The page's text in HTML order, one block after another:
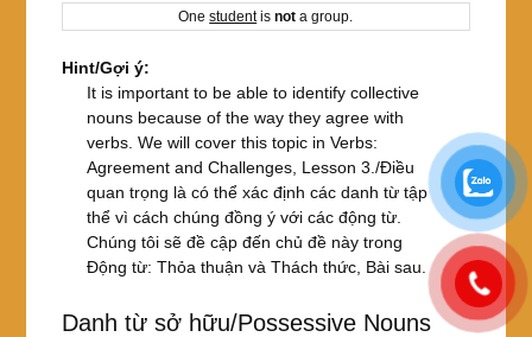
Onestudentisnot a group.
Hint/Gợi ý:
It is important to be able to identify collective
nouns because of the way they agree with
verbs. We will cover this topic in Verbs:
Agreement and Challenges, Lesson 3./Điều
quan trọng là có thể xác định các danh từ tập
thể vì cách chúng đồng ý với các động từ.
Chúng tôi sẽ đề cập đến chủ đề này trong
Động từ: Thỏa thuận và Thách thức, Bài sau.
Danh từ sở hữu/Possessive Nouns